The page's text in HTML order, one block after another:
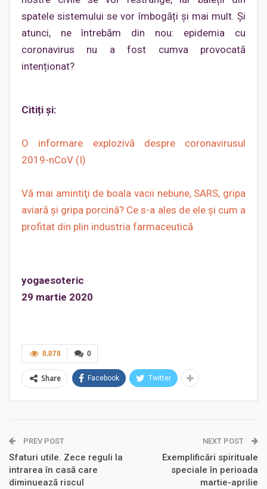
spatele sistemului se vor îmbogăți și mai mult. Și
atunci, ne întrebăm din nou: epidemia cu
coronavirus nu a fost cumva provocată
intenționat?
Citiți și:
O informare explozivă despre coronavirusul
2019-nCoV (I)
Vă mai amintiţi de boala vacii nebune, SARS, gripa
aviară şi gripa porcină? Ce s-a ales de ele şi cum a
profitat din plin industria farmaceutică
yogaesoteric
29 martie 2020
0
8.878
Share Facebook Twitter
PREV POST
Sfaturi utile. Zece reguli la
intrarea în casă care
diminuează riscul
NEXT POST
Exemplificări spirituale
speciale în perioada
martie-aprilie